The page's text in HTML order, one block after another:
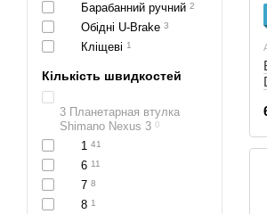
Барабанний ручний 2
Обідні U-Brake 3
Кліщеві 1
Кількість швидкостей
3 Планетарная втулка
Shimano Nexus 3 0
1 41
6 11
7 8
8 1